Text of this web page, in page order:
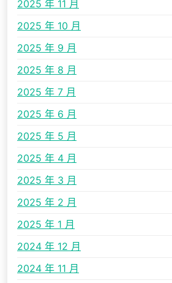
2025 年 11 月
2025 年 10 月
2025 年 9 月
2025 年 8 月
2025 年 7 月
2025 年 6 月
2025 年 5 月
2025 年 4 月
2025 年 3 月
2025 年 2 月
2025 年 1 月
2024 年 12 月
2024 年 11 月